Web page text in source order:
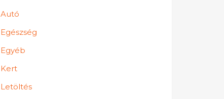
Autó
Egészség
Egyéb
Kert
Letöltés